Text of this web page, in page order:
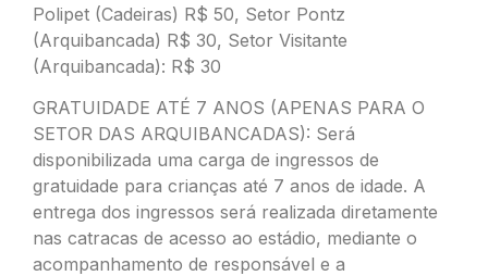
Polipet (Cadeiras) R$ 50, Setor Pontz
(Arquibancada) R$ 30, Setor Visitante
(Arquibancada): R$ 30
GRATUIDADE ATÉ 7 ANOS (APENAS PARA O
SETOR DAS ARQUIBANCADAS): Será
disponibilizada uma carga de ingressos de
gratuidade para crianças até 7 anos de idade. A
entrega dos ingressos será realizada diretamente
nas catracas de acesso ao estádio, mediante o
acompanhamento de responsável e a